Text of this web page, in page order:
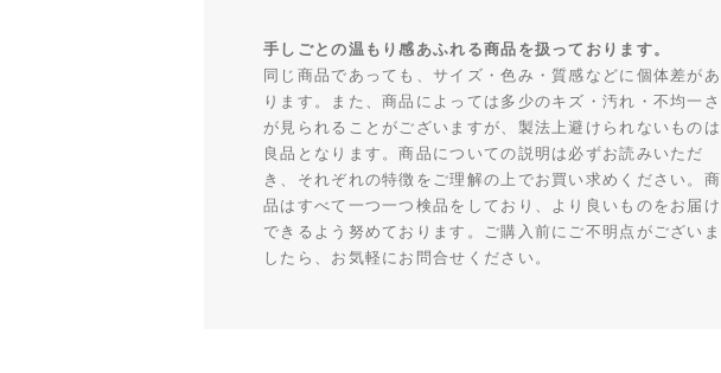
手しごとの温もり感あふれる商品を扱っております。
同じ商品であっても、サイズ・色み・質感などに個体差があ
ります。また、商品によっては多少のキズ・汚れ・不均一さ
が見られることがございますが、製法上避けられないものは
良品となります。商品についての説明は必ずお読みいただ
き、それぞれの特徴をご理解の上でお買い求めください。商
品はすべて一つ一つ検品をしており、より良いものをお届け
できるよう努めております。ご購入前にご不明点がございま
したら、お気軽にお問合せください。